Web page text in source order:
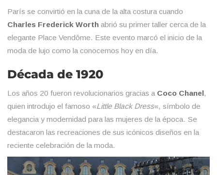
París se convirtió en la cuna de la alta costura cuando
Charles Frederick Worth abrió su primer taller cerca de la
elegante Place Vendôme. Este evento marcó el inicio de la
moda de lujo como la conocemos hoy en día.
Década de 1920
Los años 20 fueron revolucionarios gracias a Coco Chanel,
quien introdujo el famoso «Little Black Dress«, símbolo de
elegancia y modernidad para las mujeres de la época. Se
destacaron las recreaciones de sus icónicos diseños en la
reciente celebración de la moda.